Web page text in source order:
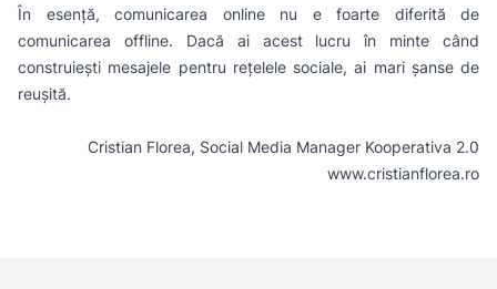
În esență, comunicarea online nu e foarte diferită de
comunicarea offline. Dacă ai acest lucru în minte când
construiești mesajele pentru rețelele sociale, ai mari șanse de
reușită.
Cristian Florea, Social Media Manager Kooperativa 2.0
www.cristianflorea.ro